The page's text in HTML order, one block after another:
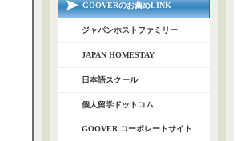
GOOVERのお薦めLINK
ジャパンホストファミリー
JAPAN HOMESTAY
日本語スクール
個人留学ドットコム
GOOVER コーポレートサイト